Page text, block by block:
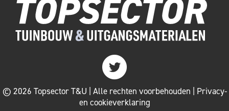
Twitter
© 2026 Topsector T&U | Alle rechten voorbehouden | Privacy-
en cookieverklaring